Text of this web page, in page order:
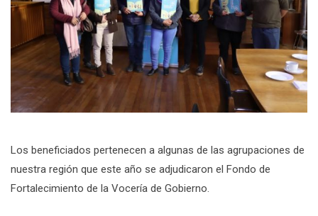
Los beneficiados pertenecen a algunas de las agrupaciones de
nuestra región que este año se adjudicaron el Fondo de
Fortalecimiento de la Vocería de Gobierno.